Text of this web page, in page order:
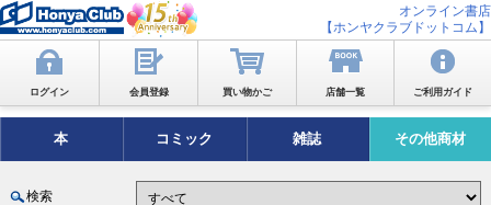
オンライン書店
【ホンヤクラブドットコム】
ログイン 会員登録 買い物かご 店舗一覧 ご利用ガイド
本 コミック 雑誌 その他商材
検索